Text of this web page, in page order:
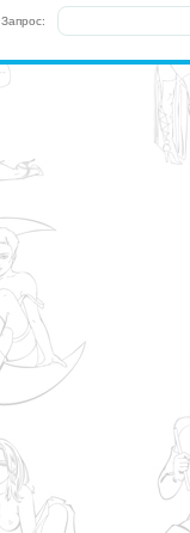
Запрос: